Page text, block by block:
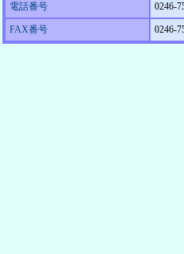
電話番号 0246-
FAX番号 0246-